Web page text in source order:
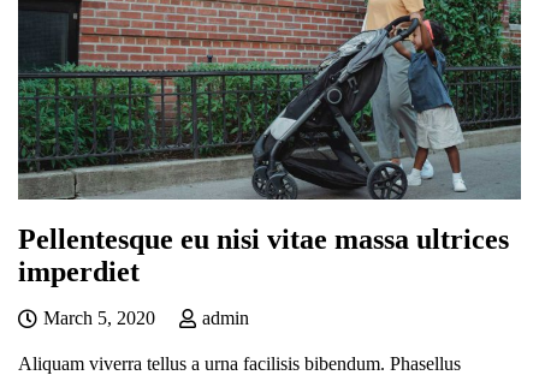
Pellentesque eu nisi vitae massa ultrices
imperdiet
March 5, 2020 admin
Aliquam viverra tellus a urna facilisis bibendum. Phasellus